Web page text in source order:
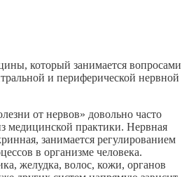
который занимается вопросами
и периферической нервной
от нервов» довольно часто
медицинской практики. Нервная
занимается регулированием
в организме человека.
желудка, волос, кожи, органов